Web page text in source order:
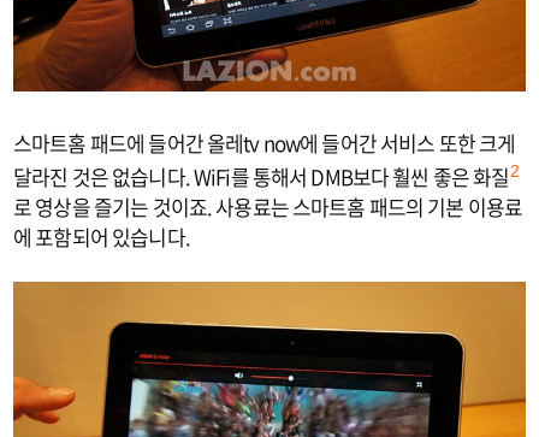
스마트홈 패드에 들어간 올레tv now에 들어간 서비스 또한 크게
달라진 것은 없습니다. WiFi를 통해서 DMB보다 훨씬 좋은 화질2
로 영상을 즐기는 것이죠. 사용료는 스마트홈 패드의 기본 이용료
에 포함되어 있습니다.